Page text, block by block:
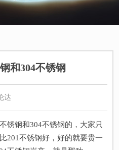
和304不锈钢
达
锈钢和304不锈钢的，大家只
201不锈钢好，好的就要贵一